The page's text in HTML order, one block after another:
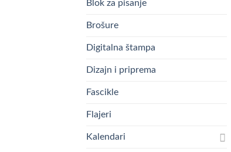
Blok za pisanje
Brošure
Digitalna štampa
Dizajn i priprema
Fascikle
Flajeri
Kalendari